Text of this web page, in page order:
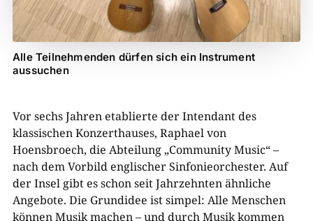
Alle Teilnehmenden dürfen sich ein Instrument
aussuchen
Vor sechs Jahren etablierte der Intendant des
klassischen Konzerthauses, Raphael von
Hoensbroech, die Abteilung „Community Music“ –
nach dem Vorbild englischer Sinfonieorchester. Auf
der Insel gibt es schon seit Jahrzehnten ähnliche
Angebote. Die Grundidee ist simpel: Alle Menschen
können Musik machen – und durch Musik kommen